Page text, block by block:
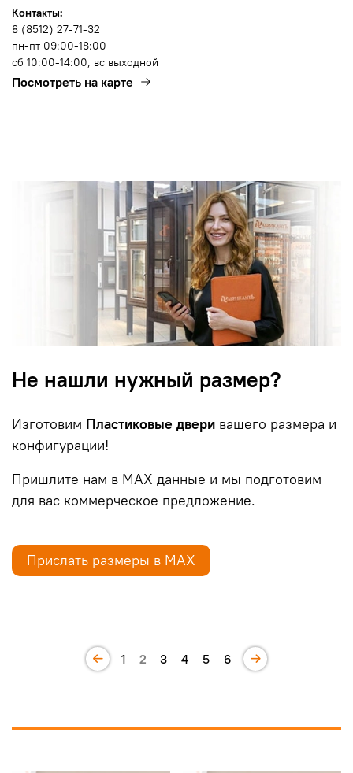
Контакты:
8 (8512) 27-71-32
пн-пт 09:00-18:00
сб 10:00-14:00, вс выходной
Посмотреть на карте
Не нашли нужный размер?
Изготовим Пластиковые двери вашего размера и
конфигурации!
Пришлите нам в МАХ данные и мы подготовим
для вас коммерческое предложение.
Прислать размеры в МАХ
1 2 3 4 5 6